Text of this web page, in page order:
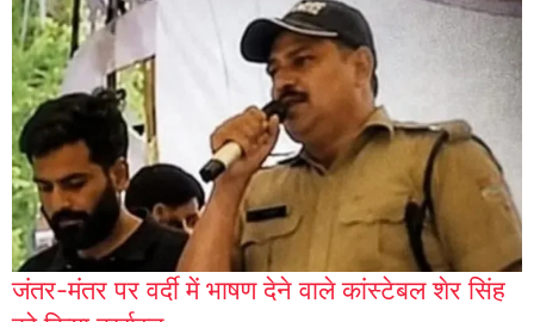
जंतर-मंतर पर वर्दी में भाषण देने वाले कांस्टेबल शेर सिंह